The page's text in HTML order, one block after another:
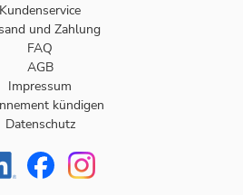
Kundenservice
und Zahlung
FAQ
AGB
Impressum
kündigen
Datenschutz